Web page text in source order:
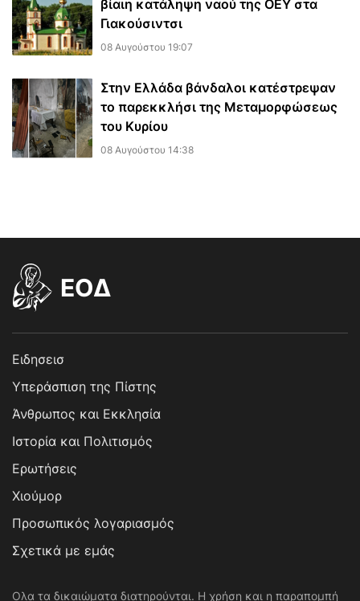
βίαιη κατάληψη ναού της ΟΕΥ στα
Γιακούσιντσι
08 Αυγούστου 19:07
Στην Ελλάδα βάνδαλοι κατέστρεψαν
το παρεκκλήσι της Μεταμορφώσεως
του Κυρίου
08 Αυγούστου 14:38
EOΔ
Ειδησεισ
Υπεράσπιση της Πίστης
Άνθρωπος και Εκκλησία
Ιστορία και Πολιτισμός
Ερωτήσεις
Χιούμορ
Προσωπικός λογαριασμός
Σχετικά με εμάς
Ολα τα δικαιώματα διατηρούνται. Η χρήση και η παραπομπή